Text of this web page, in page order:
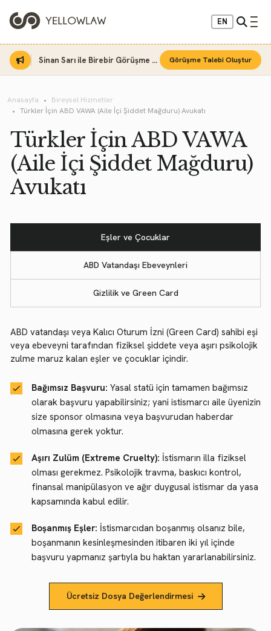
EN
Sinan Sarı ile Birebir Görüşme Fırsatı Görüşme Talebi Oluştur
Anasayfa
Bireysel Hizmetler
Türkler İçin ABD VAWA (Aile İçi Şiddet Mağduru) Avukatı
Türkler İçin ABD VAWA
(Aile İçi Şiddet Mağduru)
Avukatı
Eşler ve Çocuklar
ABD Vatandaşı Ebeveynleri
Gizlilik ve Green Card
ABD vatandaşı veya Kalıcı Oturum İzni (Green Card) sahibi eşi
veya ebeveyni tarafından fiziksel şiddete veya aşırı psikolojik
zulme maruz kalan eşler ve çocuklar içindir.
Bağımsız Başvuru: Yasal statü için tamamen bağımsız
olarak başvuru yapabilirsiniz; yani istismarcı aile üyenizin
size sponsor olmasına veya başvurudan haberdar
olmasına gerek yoktur.
Aşırı Zulüm (Extreme Cruelty): İstismarın illa fiziksel
olması gerekmez. Psikolojik travma, baskıcı kontrol,
finansal manipülasyon ve ağır duygusal istismar da yasa
kapsamında kabul edilir.
Boşanmış Eşler: İstismarcıdan boşanmış olsanız bile,
boşanmanın kesinleşmesinden itibaren iki yıl içinde
başvuru yapmanız şartıyla bu haktan yararlanabilirsiniz.
Ücretsiz Dosya Değerlendirmesi